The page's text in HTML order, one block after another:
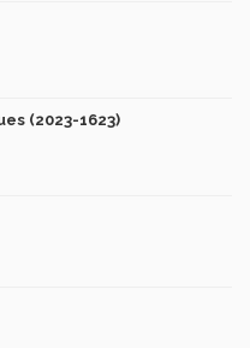
(2023-1623)